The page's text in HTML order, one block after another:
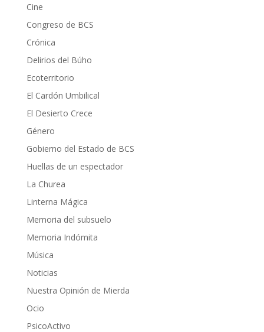
Cine
Congreso de BCS
Crónica
Delirios del Búho
Ecoterritorio
El Cardón Umbilical
El Desierto Crece
Género
Gobierno del Estado de BCS
Huellas de un espectador
La Churea
Linterna Mágica
Memoria del subsuelo
Memoria Indómita
Música
Noticias
Nuestra Opinión de Mierda
Ocio
PsicoActivo